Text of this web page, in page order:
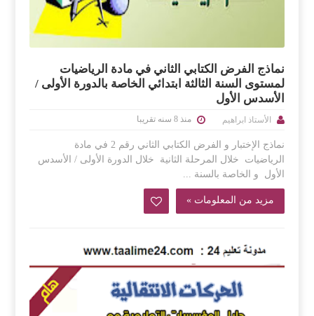
نماذج الفرض الكتابي الثاني في مادة الرياضيات
لمستوى السنة الثالثة ابتدائي الخاصة بالدورة الأولى /
الأسدس الأول
الأستاذ ابراهيم منذ 8 سنه تقريبا
نماذج الإختبار و الفرض الكتابي الثاني رقم 2 في مادة
الرياضيات خلال المرحلة الثانية خلال الدورة الأولى / الأسدس
الأول و الخاصة بالسنة ...
مزيد من المعلومات »